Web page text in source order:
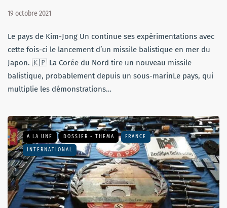
19 octobre 2021
Le pays de Kim-Jong Un continue ses expérimentations avec
cette fois-ci le lancement d’un missile balistique en mer du
Japon. 🇰🇵 La Corée du Nord tire un nouveau missile
balistique, probablement depuis un sous-marinLe pays, qui
multiplie les démonstrations…
A LA UNE DOSSIER - THEMA FRANCE
INTERNATIONAL